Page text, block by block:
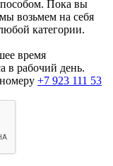
Пока вы
возьмем на себя
категории.
время
в рабочий день.
+7 923 111 53